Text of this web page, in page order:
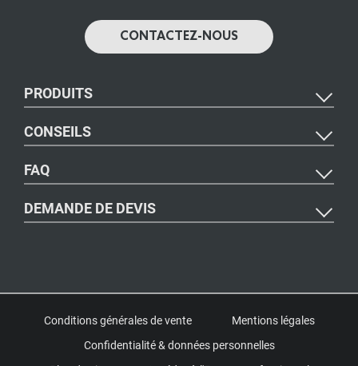
CONTACTEZ-NOUS
PRODUITS
CONSEILS
FAQ
DEMANDE DE DEVIS
Conditions générales de vente
Mentions légales
Confidentialité & données personnelles